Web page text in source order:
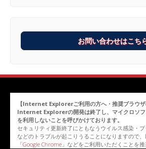
お問い合わせはこち
【Internet Explorerご利用の方へ・推奨ブラウザ
Internet Explorerの開発は終了し、マイクロソ
を利用しないことを呼びかけております。
セキュリティ更新終了にともなうウイルス感染・
などのトラブルが起こりうることになりますので
「Google Chrome 」などをご利用いただくことを推